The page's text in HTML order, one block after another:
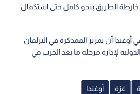
الطريق بنحو كامل حتى استكمال
أوغندا أن تمرير الممذكرة في البرلمان
لإدارة مرحلة ما بعد الحرب في
غزة أوغندا